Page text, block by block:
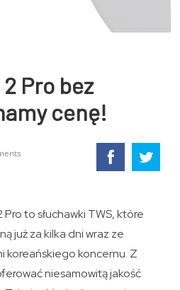
Pro bez
cenę!
to słuchawki TWS, które
już za kilka dni wraz ze
koreańskiego koncernu. Z
niesamowitą jakość